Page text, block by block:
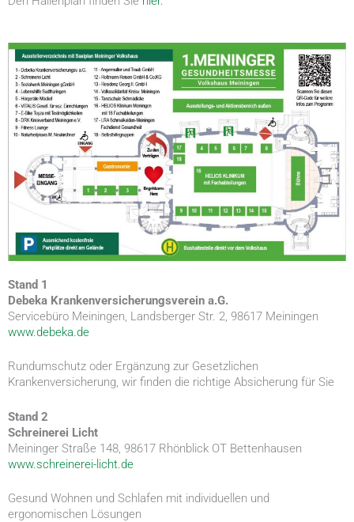
Stand 1
Debeka Krankenversicherungsverein a.G.
Servicebüro Meiningen, Landsberger Str. 2, 98617 Meiningen
www.debeka.de
Rundumschutz oder Ergänzung zur Gesetzlichen
Krankenversicherung, wir finden die richtige Absicherung für Sie
Stand 2
Schreinerei Licht
Meininger Straße 148, 98617 Rhönblick OT Bettenhausen
www.schreinerei-licht.de
Gesund Wohnen und Schlafen mit individuellen und
ergonomischen Lösungen